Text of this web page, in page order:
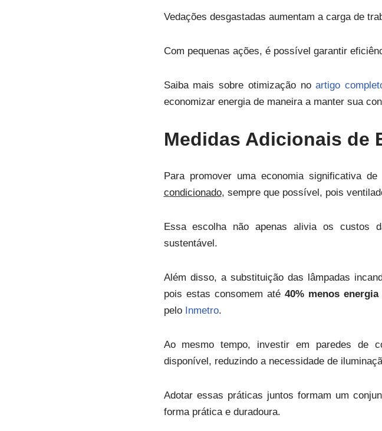
Vedações desgastadas aumentam a carga de
Com pequenas ações, é possível garantir
Saiba mais sobre otimização noartigo
economizar energia de maneira a manter sua
Medidas Adicionais de
Para promover uma economia significativa
condicionado, sempre que possível, pois
Essa escolha não apenas alivia os custos
sustentável.
Além disso, a substituição das lâmpadas
pois estas consomem até 40% menos energia
pelo Inmetro.
Ao mesmo tempo, investir em paredes de
disponível, reduzindo a necessidade de
Adotar essas práticas juntos formam um
forma prática e duradoura.